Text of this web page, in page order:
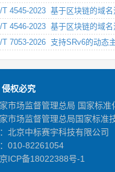
T 4545-2023 基于区块链的域
T 4546-2023 基于区块链的域
T 7053-2026 支持SRv6的动态
权必究
市场监督管理总局 国家标准
市场监督管理总局国家标准
北京中标赛宇科技有限公司
010-82261054
京ICP备18022388号-1